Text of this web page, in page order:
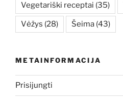
Vegetariški receptai (35)
Vėžys (28) Šeima (43)
METAINFORMACIJA
Prisijungti